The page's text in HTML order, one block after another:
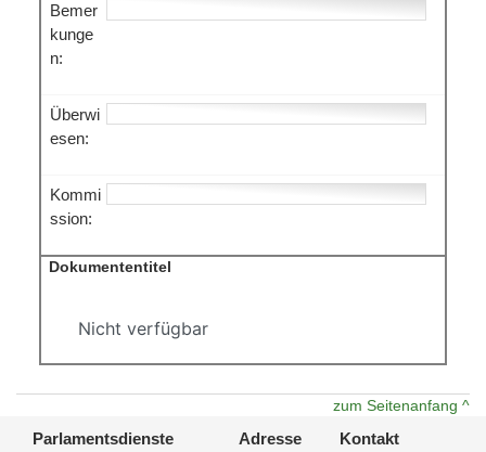
Bemer
kunge
n:
Überwi
esen:
Kommi
ssion:
Dokumententitel
Nicht verfügbar
zum Seitenanfang ^
Parlamentsdienste Adresse Kontakt